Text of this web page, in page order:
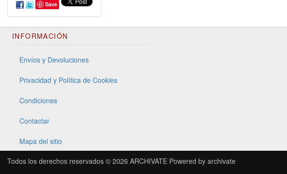
Save
INFORMACIÓN
Envíos y Devoluciones
Privacidad y Política de Cookies
Condiciones
Contactar
Mapa del sitio
Todos los derechos reservados © 2026 ARCHIVATE Powered by archivate